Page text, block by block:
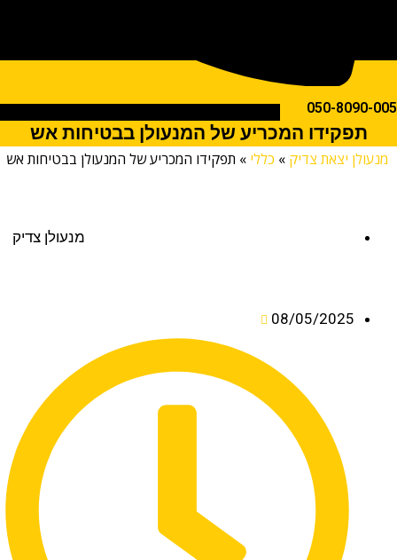
050-
המכריע של המנעולן בבטיחות אש
יצאת צדיק »כללי»תפקידו המכריע של המנעולן בבטיחות אש
מנעולן צדיק
08/05/2025